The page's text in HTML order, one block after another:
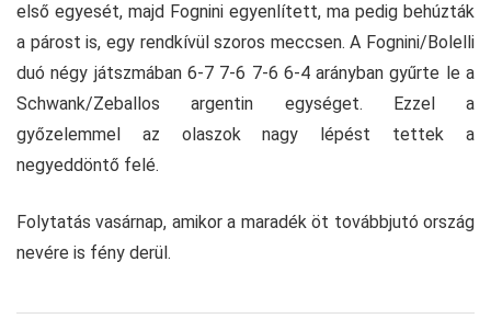
első egyesét, majd Fognini egyenlített, ma pedig behúzták
a párost is, egy rendkívül szoros meccsen. A Fognini/Bolelli
duó négy játszmában 6-7 7-6 7-6 6-4 arányban gyűrte le a
Schwank/Zeballos argentin egységet. Ezzel a
győzelemmel az olaszok nagy lépést tettek a
negyeddöntő felé.
Folytatás vasárnap, amikor a maradék öt továbbjutó ország
nevére is fény derül.